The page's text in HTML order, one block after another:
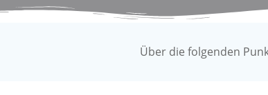
Über die folgenden